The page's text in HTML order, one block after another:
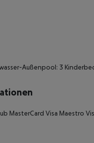
Außenpool: 3
MasterCard Visa